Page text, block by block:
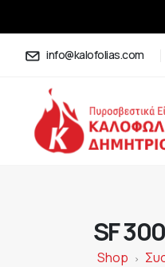
info@kalofolias.com
SF 300
Shop >